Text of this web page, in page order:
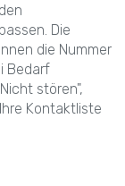
Die
die Nummer
Bedarf
stören",
Kontaktliste